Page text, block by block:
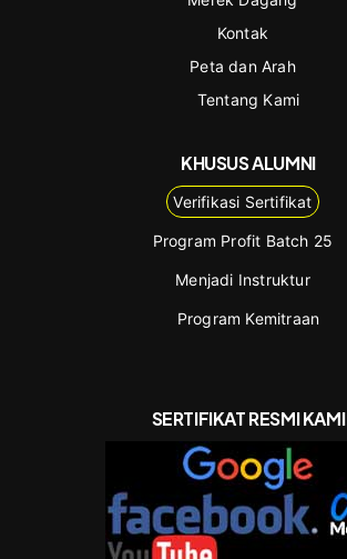
Kontak
Peta dan Arah
Tentang Kami
KHUSUS ALUMNI
Verifikasi Sertifikat
Program Profit Batch 25
Menjadi Instruktur
Program Kemitraan
SERTIFIKAT RESMI KAMI